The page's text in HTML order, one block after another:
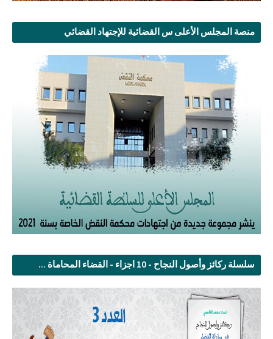
منصة المجلس الأعلى س القضائية للإجتهاد القضائي
سلسلة ركائز وأصول النجاح - 10 اجزاء - القضاء المحاماة ...